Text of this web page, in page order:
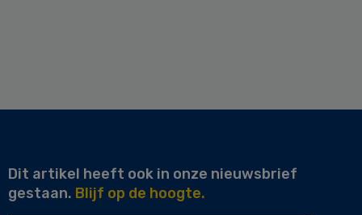
Dit artikel heeft ook in onze nieuwsbrief
gestaan. Blijf op de hoogte.